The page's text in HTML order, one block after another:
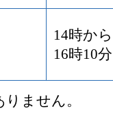
14時から
16時10分
ません。